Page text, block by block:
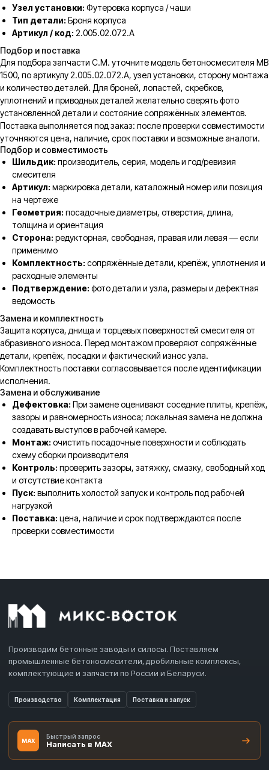
Узел установки: Футеровка корпуса / чаши
Тип детали: Броня корпуса
Артикул / код: 2.005.02.072.A
Подбор и поставка
Для подбора запчасти C.M. уточните модель бетоносмесителя MB
1500, по артикулу 2.005.02.072.A, узел установки, сторону монтажа
и количество деталей. Для броней, лопастей, скребков,
уплотнений и приводных деталей желательно сверять фото
установленной детали и состояние сопряжённых элементов.
Поставка выполняется под заказ: после проверки совместимости
уточняются цена, наличие, срок поставки и возможные аналоги.
Подбор и совместимость
Шильдик: производитель, серия, модель и год/ревизия
смесителя
Артикул: маркировка детали, каталожный номер или позиция
на чертеже
Геометрия: посадочные диаметры, отверстия, длина,
толщина и ориентация
Сторона: редукторная, свободная, правая или левая — если
применимо
Комплектность: сопряжённые детали, крепёж, уплотнения и
расходные элементы
Подтверждение: фото детали и узла, размеры и дефектная
ведомость
Замена и комплектность
Защита корпуса, днища и торцевых поверхностей смесителя от
абразивного износа. Перед монтажом проверяют сопряжённые
детали, крепёж, посадки и фактический износ узла.
Комплектность поставки согласовывается после идентификации
исполнения.
Замена и обслуживание
Дефектовка: При замене оценивают соседние плиты, крепёж,
зазоры и равномерность износа; локальная замена не должна
создавать выступов в рабочей камере.
Монтаж: очистить посадочные поверхности и соблюдать
схему сборки производителя
Контроль: проверить зазоры, затяжку, смазку, свободный ход
и отсутствие контакта
Пуск: выполнить холостой запуск и контроль под рабочей
нагрузкой
Поставка: цена, наличие и срок подтверждаются после
проверки совместимости
Производим бетонные заводы и силосы. Поставляем
промышленные бетоносмесители, дробильные комплексы,
комплектующие и запчасти по России и Беларуси.
Производство Комплектация Поставка и запуск
MAX
Быстрый запрос
Написать в MAX